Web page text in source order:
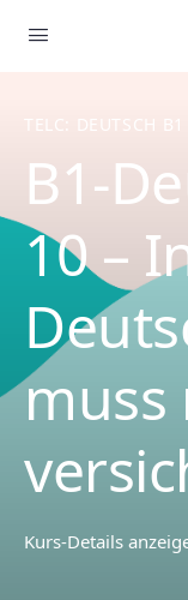
TELC: DEUTSCH B1
B1-
10 –
muss
Kurs-Details